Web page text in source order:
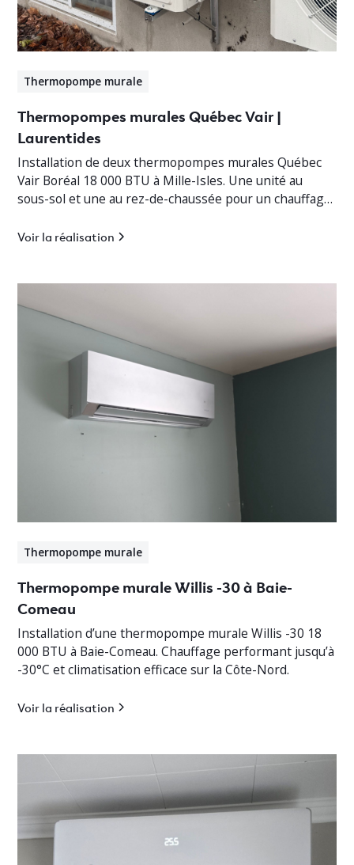
Thermopompe murale
Thermopompes murales Québec Vair |
Laurentides
Installation de deux thermopompes murales Québec
Vair Boréal 18 000 BTU à Mille-Isles. Une unité au
sous-sol et une au rez-de-chaussée pour un chauffage
Voir la réalisation
Thermopompe murale
Thermopompe murale Willis -30 à Baie-
Comeau
Installation d’une thermopompe murale Willis -30 18
000 BTU à Baie-Comeau. Chauffage performant jusqu’à
-30°C et climatisation efficace sur la Côte-Nord.
Voir la réalisation